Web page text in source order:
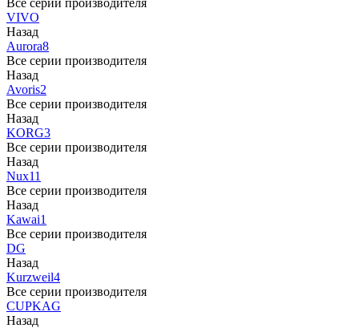
Все серии производителя
VIVO
Назад
Aurora8
Все серии производителя
Назад
Avoris2
Все серии производителя
Назад
KORG3
Все серии производителя
Назад
Nux11
Все серии производителя
Назад
Kawai1
Все серии производителя
DG
Назад
Kurzweil4
Все серии производителя
CUPKAG
Назад